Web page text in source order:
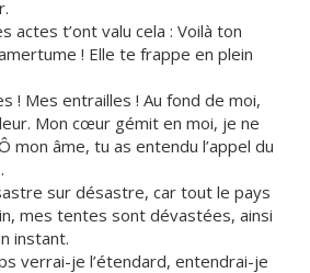
actes t’ont valu cela : Voilà ton
! Elle te frappe en plein
! Mes entrailles ! Au fond de moi,
Mon cœur gémit en moi, je ne
mon âme, tu as entendu l’appel du
sur désastre, car tout le pays
mes tentes sont dévastées, ainsi
instant.
verrai-je l’étendard, entendrai-je